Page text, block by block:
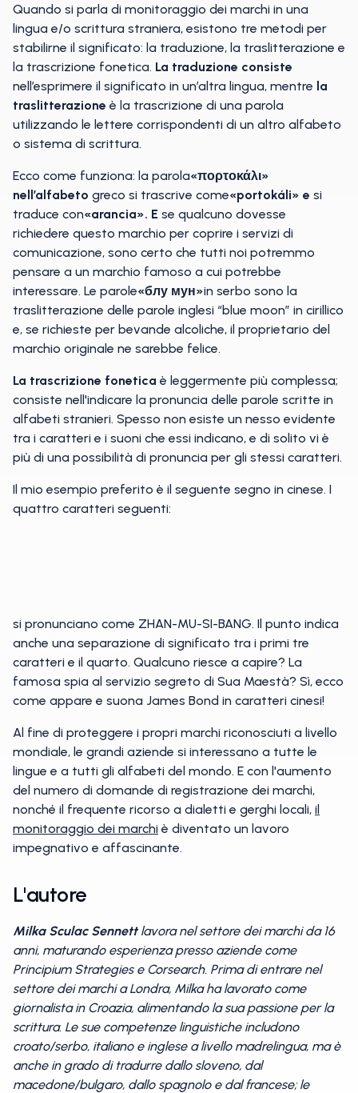
Quando si parla di monitoraggio dei marchi in una
lingua e/o scrittura straniera, esistono tre metodi per
stabilirne il significato: la traduzione, la traslitterazione e
la trascrizione fonetica. La traduzione consiste
nell’esprimere il significato in un’altra lingua, mentre la
traslitterazione è la trascrizione di una parola
utilizzando le lettere corrispondenti di un altro alfabeto
o sistema di scrittura.
Ecco come funziona: la parola«πορτοκάλι»
nell’alfabeto greco si trascrive come«portokáli» e si
traduce con«arancia». E se qualcuno dovesse
richiedere questo marchio per coprire i servizi di
comunicazione, sono certo che tutti noi potremmo
pensare a un marchio famoso a cui potrebbe
interessare. Le parole«блу мун»in serbo sono la
traslitterazione delle parole inglesi “blue moon” in cirillico
e, se richieste per bevande alcoliche, il proprietario del
marchio originale ne sarebbe felice.
La trascrizione fonetica è leggermente più complessa;
consiste nell'indicare la pronuncia delle parole scritte in
alfabeti stranieri. Spesso non esiste un nesso evidente
tra i caratteri e i suoni che essi indicano, e di solito vi è
più di una possibilità di pronuncia per gli stessi caratteri.
Il mio esempio preferito è il seguente segno in cinese. I
quattro caratteri seguenti:
si pronunciano come ZHAN-MU-SI-BANG. Il punto indica
anche una separazione di significato tra i primi tre
caratteri e il quarto. Qualcuno riesce a capire? La
famosa spia al servizio segreto di Sua Maestà? Sì, ecco
come appare e suona James Bond in caratteri cinesi!
Al fine di proteggere i propri marchi riconosciuti a livello
mondiale, le grandi aziende si interessano a tutte le
lingue e a tutti gli alfabeti del mondo. E con l'aumento
del numero di domande di registrazione dei marchi,
nonché il frequente ricorso a dialetti e gerghi locali, il
monitoraggio dei marchi è diventato un lavoro
impegnativo e affascinante.
L'autore
Milka Sculac Sennettlavora nel settore dei marchi da 16
anni, maturando esperienza presso aziende come
Principium Strategies e Corsearch. Prima di entrare nel
settore dei marchi a Londra, Milka ha lavorato come
giornalista in Croazia, alimentando la sua passione per la
scrittura. Le sue competenze linguistiche includono
croato/serbo, italiano e inglese a livello madrelingua, ma è
anche in grado di tradurre dallo sloveno, dal
macedone/bulgaro, dallo spagnolo e dal francese; le